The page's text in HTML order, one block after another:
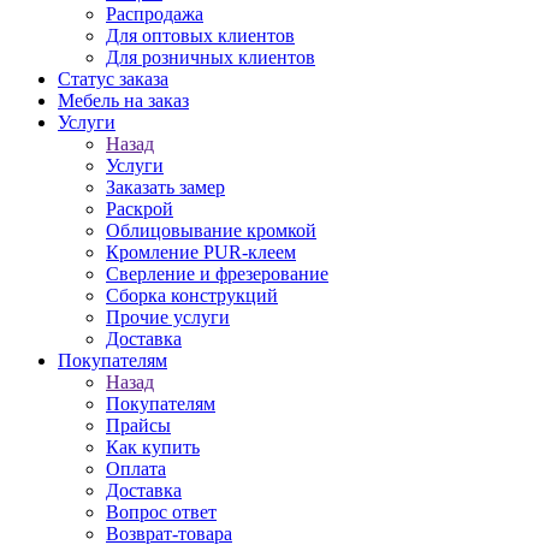
Распродажа
Для оптовых клиентов
Для розничных клиентов
Статус заказа
Мебель на заказ
Услуги
Назад
Услуги
Заказать замер
Раскрой
Облицовывание кромкой
Кромление PUR-клеем
Сверление и фрезерование
Сборка конструкций
Прочие услуги
Доставка
Покупателям
Назад
Покупателям
Прайсы
Как купить
Оплата
Доставка
Вопрос ответ
Возврат-товара